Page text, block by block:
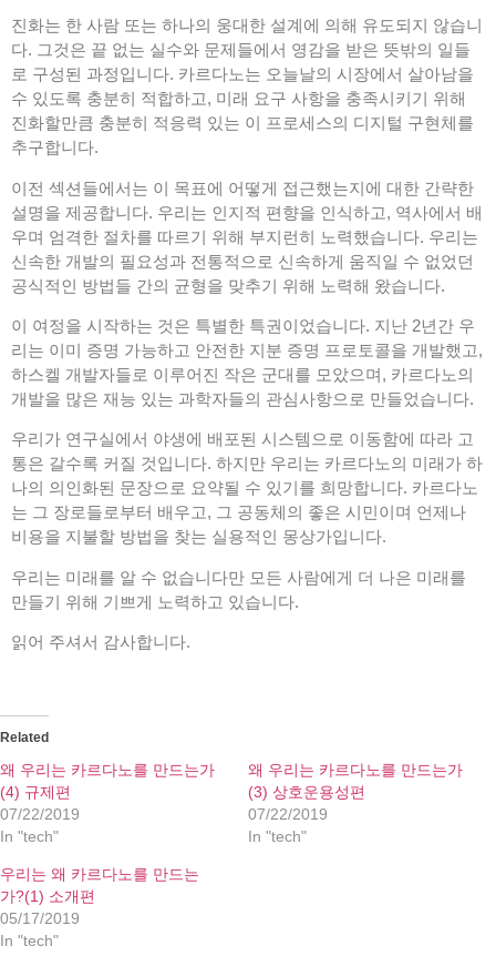
진화는 한 사람 또는 하나의 웅대한 설계에 의해 유도되지 않습니
다. 그것은 끝 없는 실수와 문제들에서 영감을 받은 뜻밖의 일들
로 구성된 과정입니다. 카르다노는 오늘날의 시장에서 살아남을
수 있도록 충분히 적합하고, 미래 요구 사항을 충족시키기 위해
진화할만큼 충분히 적응력 있는 이 프로세스의 디지털 구현체를
추구합니다.
이전 섹션들에서는 이 목표에 어떻게 접근했는지에 대한 간략한
설명을 제공합니다. 우리는 인지적 편향을 인식하고, 역사에서 배
우며 엄격한 절차를 따르기 위해 부지런히 노력했습니다. 우리는
신속한 개발의 필요성과 전통적으로 신속하게 움직일 수 없었던
공식적인 방법들 간의 균형을 맞추기 위해 노력해 왔습니다.
이 여정을 시작하는 것은 특별한 특권이었습니다. 지난 2년간 우
리는 이미 증명 가능하고 안전한 지분 증명 프로토콜을 개발했고,
하스켈 개발자들로 이루어진 작은 군대를 모았으며, 카르다노의
개발을 많은 재능 있는 과학자들의 관심사항으로 만들었습니다.
우리가 연구실에서 야생에 배포된 시스템으로 이동함에 따라 고
통은 갈수록 커질 것입니다. 하지만 우리는 카르다노의 미래가 하
나의 의인화된 문장으로 요약될 수 있기를 희망합니다. 카르다노
는 그 장로들로부터 배우고, 그 공동체의 좋은 시민이며 언제나
비용을 지불할 방법을 찾는 실용적인 몽상가입니다.
우리는 미래를 알 수 없습니다만 모든 사람에게 더 나은 미래를
만들기 위해 기쁘게 노력하고 있습니다.
읽어 주셔서 감사합니다.
Related
왜 우리는 카르다노를 만드는가
(4) 규제편
07/22/2019
In "tech"
왜 우리는 카르다노를 만드는가
(3) 상호운용성편
07/22/2019
In "tech"
우리는 왜 카르다노를 만드는
가?(1) 소개편
05/17/2019
In "tech"